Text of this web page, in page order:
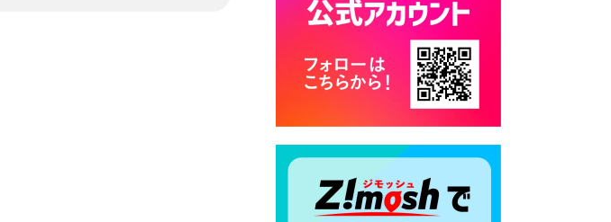
カード交付に伴う休日および
平日夜間開庁の案内
2026年7月22日 令和８年度
「こども文化パスポート事
2026年7月21日 卜仙の郷 お
盆期間の営業時間のお知らせ
2026年7月17日 バス経路検索
のご利用案内